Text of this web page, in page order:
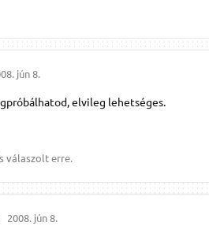
jún 8.
elvileg lehetséges.
válaszolt erre.
2008. jún 8.